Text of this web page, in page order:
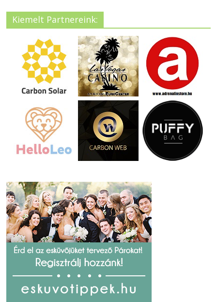
Kiemelt Partnereink: